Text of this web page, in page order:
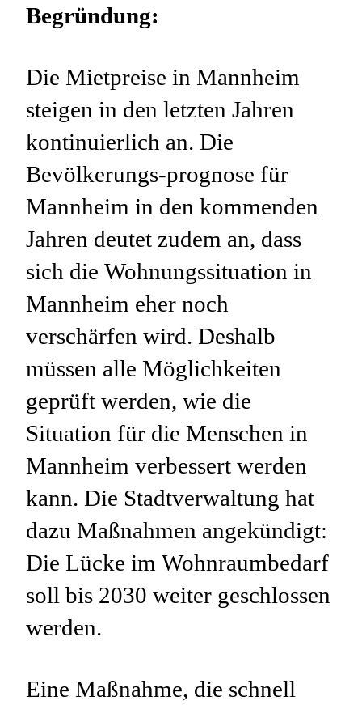
Begründung:
Die Mietpreise in Mannheim
steigen in den letzten Jahren
kontinuierlich an. Die
Bevölkerungs-prognose für
Mannheim in den kommenden
Jahren deutet zudem an, dass
sich die Wohnungssituation in
Mannheim eher noch
verschärfen wird. Deshalb
müssen alle Möglichkeiten
geprüft werden, wie die
Situation für die Menschen in
Mannheim verbessert werden
kann. Die Stadtverwaltung hat
dazu Maßnahmen angekündigt:
Die Lücke im Wohnraumbedarf
soll bis 2030 weiter geschlossen
werden.
Eine Maßnahme, die schnell